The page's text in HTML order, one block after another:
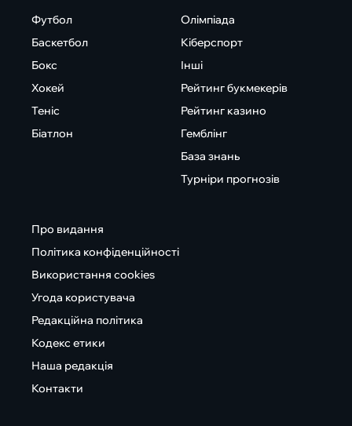
Футбол
Баскетбол
Бокс
Хокей
Теніс
Біатлон
Олімпіада
Кіберспорт
Інші
Рейтинг букмекерів
Рейтинг казино
Гемблінг
База знань
Турніри прогнозів
Про видання
Політика конфіденційності
Використання cookies
Угода користувача
Редакційна політика
Кодекс етики
Наша редакція
Контакти